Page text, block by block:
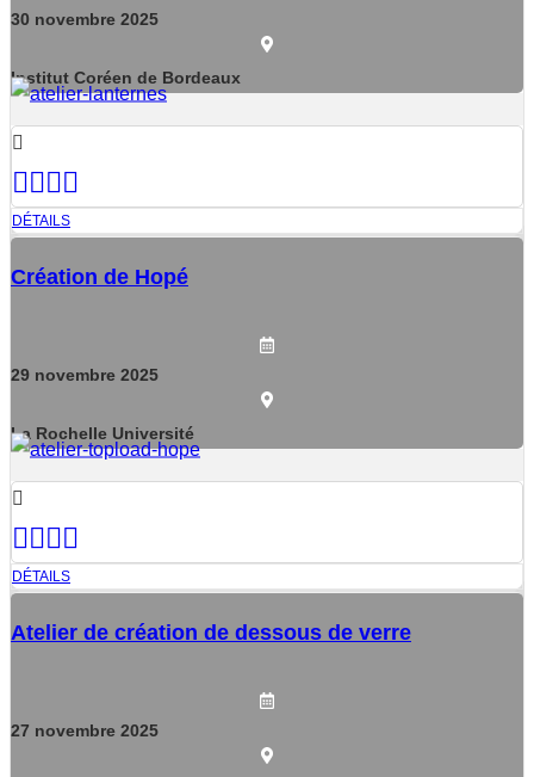
30 novembre 2025
Institut Coréen de Bordeaux
DÉTAILS
Création de Hopé
29 novembre 2025
La Rochelle Université
DÉTAILS
Atelier de création de dessous de verre
27 novembre 2025